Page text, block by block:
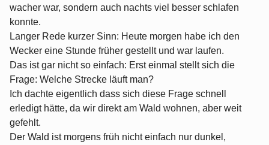
wacher war, sondern auch nachts viel besser schlafen
konnte.
Langer Rede kurzer Sinn: Heute morgen habe ich den
Wecker eine Stunde früher gestellt und war laufen.
Das ist gar nicht so einfach: Erst einmal stellt sich die
Frage: Welche Strecke läuft man?
Ich dachte eigentlich dass sich diese Frage schnell
erledigt hätte, da wir direkt am Wald wohnen, aber weit
gefehlt.
Der Wald ist morgens früh nicht einfach nur dunkel,